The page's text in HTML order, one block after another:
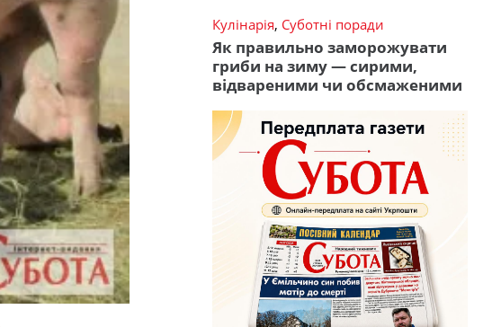
Кулінарія, Суботні поради
Як правильно заморожувати
гриби на зиму — сирими,
відвареними чи обсмаженими